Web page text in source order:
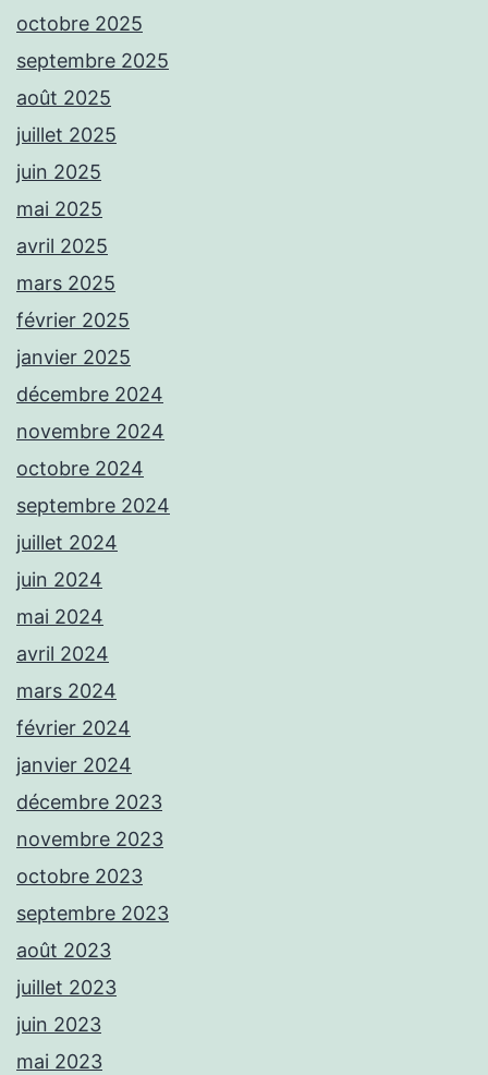
octobre 2025
septembre 2025
août 2025
juillet 2025
juin 2025
mai 2025
avril 2025
mars 2025
février 2025
janvier 2025
décembre 2024
novembre 2024
octobre 2024
septembre 2024
juillet 2024
juin 2024
mai 2024
avril 2024
mars 2024
février 2024
janvier 2024
décembre 2023
novembre 2023
octobre 2023
septembre 2023
août 2023
juillet 2023
juin 2023
mai 2023